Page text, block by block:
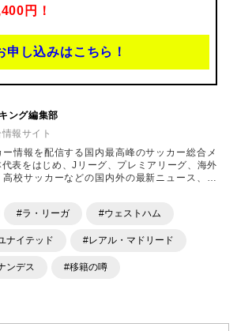
円！
申し込みはこちら！
ング編集部
報サイト
情報を配信する国内最高峰のサッカー総合メ
表をはじめ、Jリーグ、プレミアリーグ、海外
高校サッカーなどの国内外の最新ニュース、コ
Instagram」「YouTube」「TikTok」など、
#ラ・リーガ #ウェストハム
ナイテッド #レアル・マドリード
ンデス #移籍の噂